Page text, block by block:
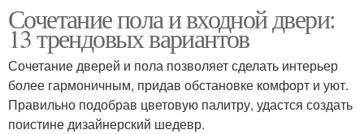
Сочетание пола и входной двери:
13 трендовых вариантов
Сочетание дверей и пола позволяет сделать интерьер
более гармоничным, придав обстановке комфорт и уют.
Правильно подобрав цветовую палитру, удастся создать
поистине дизайнерский шедевр.